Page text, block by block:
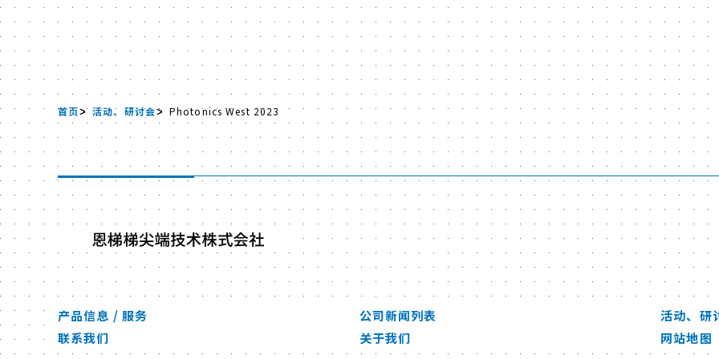
首页 活动、研讨会 Photonics West 2023
产品信息 / 服务 公司新闻列表
活动、研
联系我们
关于我们 网站地图